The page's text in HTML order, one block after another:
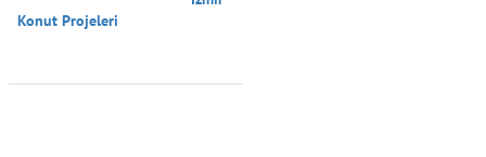
Konut Projeleri